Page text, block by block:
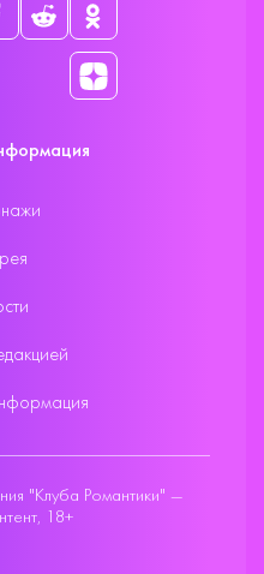
"Клуба Романтики" —
18+